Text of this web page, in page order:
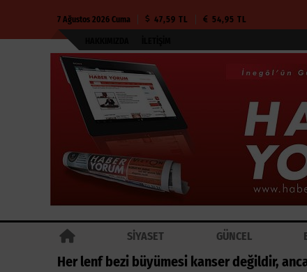
7 Ağustos 2026 Cuma 47,59 TL 54,95 TL
SİYASET GÜNCEL
Her lenf bezi büyümesi kanser değildir,